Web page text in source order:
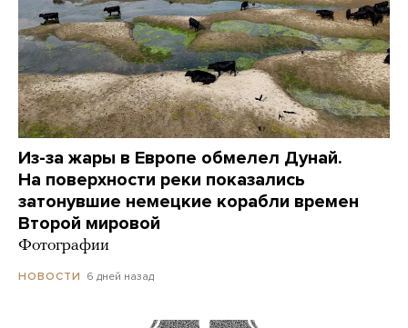
Из-за жары в Европе обмелел Дунай.
На поверхности реки показались
затонувшие немецкие корабли времен
Второй мировой
Фотографии
НОВОСТИ 6 дней назад